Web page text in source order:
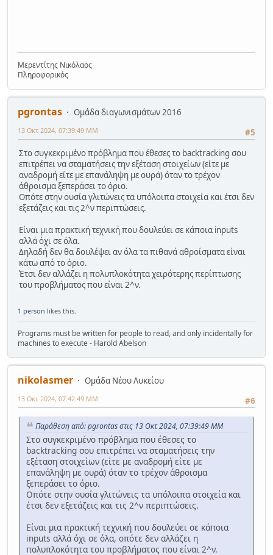
Μερεντίτης Νικόλαος
Πληροφορικός
pgrontas
Ομάδα διαγωνισμάτων 2016
#5
13 Οκτ 2024, 07:39:49 ΜΜ
Στο συγκεκριμένο πρόβλημα που έθεσες το backtracking σου
επιτρέπει να σταματήσεις την εξέταση στοιχείων (είτε με
αναδρομή είτε με επανάληψη με ουρά) όταν το τρέχον
άθροισμα ξεπεράσει το όριο.
Οπότε στην ουσία γλιτώνεις τα υπόλοιπα στοιχεία και έτσι δεν
εξετάζεις και τις 2^ν περιπτώσεις.
Είναι μια πρακτική τεχνική που δουλεύει σε κάποια inputs
αλλά όχι σε όλα.
Δηλαδή δεν θα δουλέψει αν όλα τα πιθανά αθροίσματα είναι
κάτω από το όριο.
Έτσι δεν αλλάζει η πολυπλοκότητα χειρότερης περίπτωσης
του προβλήματος που είναι 2^ν.
1 person likes this.
Programs must be written for people to read, and only incidentally for
machines to execute - Harold Abelson
nikolasmer
Ομάδα Νέου Λυκείου
#6
13 Οκτ 2024, 07:42:49 ΜΜ
Παράθεση από: pgrontas στις 13 Οκτ 2024, 07:39:49 ΜΜ
Στο συγκεκριμένο πρόβλημα που έθεσες το
backtracking σου επιτρέπει να σταματήσεις την
εξέταση στοιχείων (είτε με αναδρομή είτε με
επανάληψη με ουρά) όταν το τρέχον άθροισμα
ξεπεράσει το όριο.
Οπότε στην ουσία γλιτώνεις τα υπόλοιπα στοιχεία και
έτσι δεν εξετάζεις και τις 2^ν περιπτώσεις.
Είναι μια πρακτική τεχνική που δουλεύει σε κάποια
inputs αλλά όχι σε όλα, οπότε δεν αλλάζει η
πολυπλοκότητα του προβλήματος που είναι 2^ν.